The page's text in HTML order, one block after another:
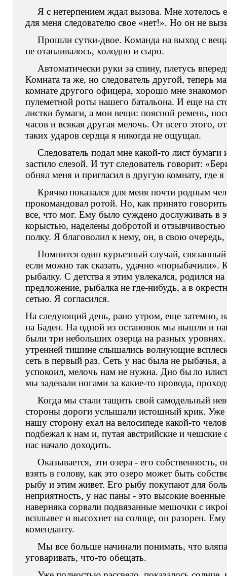
Я с нетерпением ждал вызова. Мне хотелось
для меня следователю свое «нет!». Но он не
Прошли сутки-двое. Команда на выход с
не отапливалось, холодно и сыро.
Автоматически руки за спину, плетусь
Комната та же, но следователь другой, теперь
комнате другого офицера, хорошо мне
пулеметной роты нашего батальона. И еще на
листки бумаги, а мои вещи: поясной ремень,
часов и всякая другая мелочь. От всего этого,
таких ударов сердца я никогда не ощущал.
Следователь подал мне какой-то лист
застило слезой. И тут следователь говорит:
обнял меня и пригласил в другую комнату, где
Крячкопоказался для меня почти родным
прокомандовал ротой. Но, как принято
все, что мог. Ему было суждено дослуживать в
корыстью, наделены добротой и
полку. Я благоволил к нему, он, в свою
Помнится один курьезный случай,
если можно так сказать, удачно
рыбалку. С детства я этим увлекался, родился
предложение, рыбалка не где-нибудь, а в
сетью. Я согласился.
На следующий день, рано утром, еще затемно,
на Баден. На одной из остановок мы вышли и
были три небольших озерца на разных
утренней тишине слышались волнующие
сеть в первый раз. Сеть у нас была не рыбачья,
успокоил, мелочь нам не нужна. Дно было
мы задевали ногами за какие-то провода,
Когда мы стали тащить свой самодельный
стороны дороги услышали истошный крик. Уже
нашу сторону ехал на велосипеде какой-то
подбежал к нам и, путая австрийские и чешские
нас начало доходить.
Оказывается, эти озера - его
взять в голову, как это озеро может быть
рыбу и этим живет. Его рыбу покупают для
неприятность, у нас паны - это высокие
наверняка сорвали подвязанные мешочки с
всплывет и высохнет на солнце, он разорен.
коменданту.
Мы все больше начинали понимать, что
уговаривать, что-то обещать.